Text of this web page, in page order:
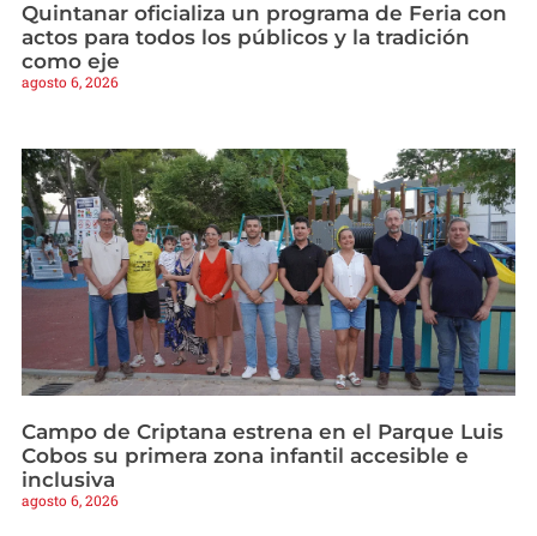
Quintanar oficializa un programa de Feria con
actos para todos los públicos y la tradición
como eje
agosto 6, 2026
Campo de Criptana estrena en el Parque Luis
Cobos su primera zona infantil accesible e
inclusiva
agosto 6, 2026